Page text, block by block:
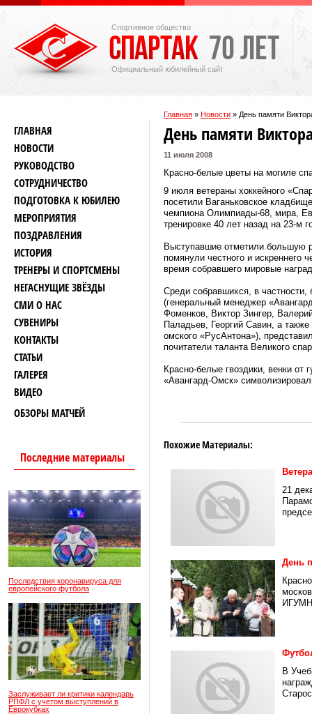
Спортивное общество
Официальный юбилейный сайт
Главная » Новости » День памяти
ГЛАВНАЯ
НОВОСТИ
РУКОВОДСТВО
СОТРУДНИЧЕСТВО
ПОДГОТОВКА К ЮБИЛЕЮ
МЕРОПРИЯТИЯ
ПОЗДРАВЛЕНИЯ
ИСТОРИЯ
ТРЕНЕРЫ И СПОРТСМЕНЫ
НЕГАСНУЩИЕ ЗВЁЗДЫ
СМИ О НАС
СУВЕНИРЫ
КОНТАКТЫ
СТАТЬИ
ГАЛЕРЕЯ
ВИДЕО
ОБЗОРЫ МАТЧЕЙ
Последние материалы
Последствия коронавируса для
европейского футбола
Заслуживает ли критики календарь
РПФЛ с учетом выступлений в
Еврокубках
День памяти
11 июля 2008
Красно-белые цветы на могиле
9 июля ветераны хоккейного
посетили Ваганьковское
чемпиона Олимпиады-68, мира,
тренировке 40 лет назад на 23-м
Выступавшие отметили большую
помянули честного и искреннего
время собравшего мировые
Среди собравшихся, в
(генеральный менеджер
Фоменков, Виктор Зингер,
Паладьев, Георгий Савин, а
омского «РусАнтона»),
почитатели таланта Великого
Красно-белые гвоздики, венки от
«Авангард-Омск»
Похожие Материалы:
21
День
В